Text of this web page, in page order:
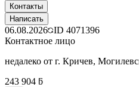
Контакты
Написать
06.08.2026 ID 4071396
Контактное лицо
недалеко от г. Кричев,
243 904 ƃ